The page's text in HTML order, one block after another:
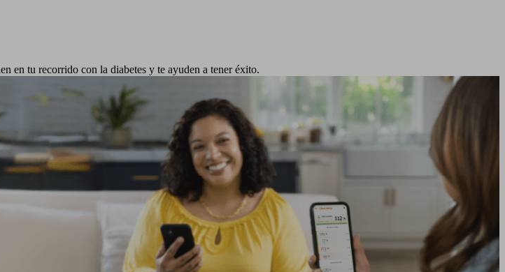
en tu recorrido con la diabetes y te ayuden a tener éxito.